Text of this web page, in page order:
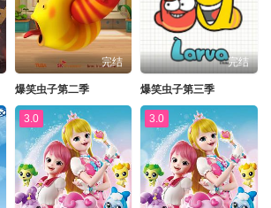
完结
爆笑虫子第二季
完结
爆笑虫子第三季
3.0 3.0